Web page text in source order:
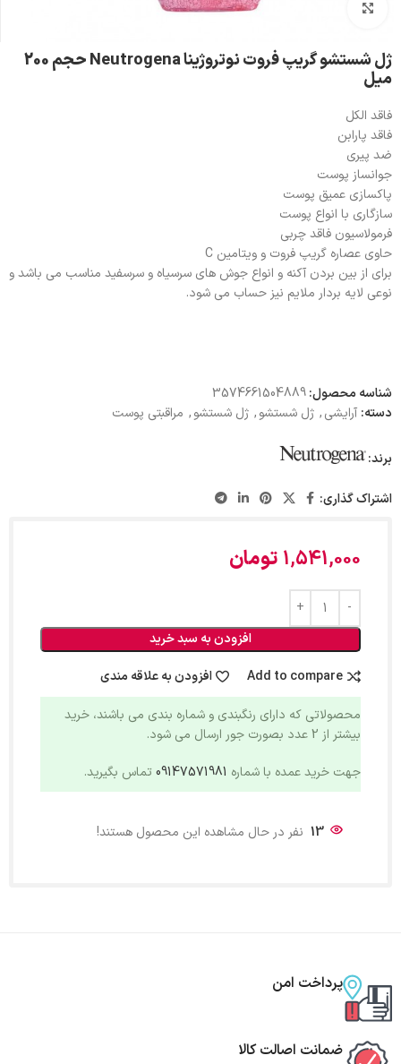
ژل شستشو گریپ فروت نوتروژینا Neutrogena حجم 200
میل
فاقد الکل
فاقد پارابن
ضد پیری
جوانساز پوست
پاکسازی عمیق پوست
سازگاری با انواع پوست
فرمولاسیون فاقد چربی
حاوی عصاره گریپ فروت و ویتامین C
برای از بین بردن آکنه و انواع جوش های سرسیاه و سرسفید مناسب می باشد و
نوعی لایه بردار ملایم نیز حساب می شود.
شناسه محصول:3574661504889
دسته: آرایشی, ژل شستشو, ژل شستشو, مراقبتی پوست
برند:
اشتراک گذاری:
1,541,000 تومان
افزودن به سبد خرید
Add to compare
افزودن به علاقه مندی
محصولاتی که دارای رنگبندی و شماره بندی می باشند، خرید
بیشتر از 2 عدد بصورت جور ارسال می شود.
جهت خرید عمده با شماره 09147571981 تماس بگیرید.
13 نفر در حال مشاهده این محصول هستند!
پرداخت امن
ضمانت اصالت کالا